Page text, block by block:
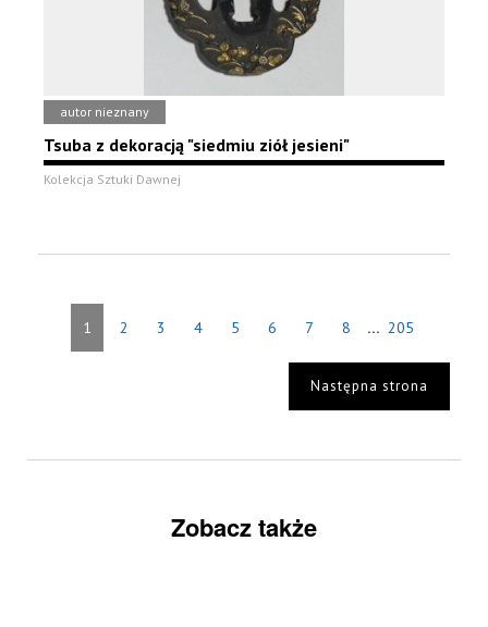
autor nieznany
Tsuba z dekoracją "siedmiu ziół jesieni"
Kolekcja Sztuki Dawnej
1 2 3 4 5 6 7 8 ... 205
Następna strona
Zobacz także